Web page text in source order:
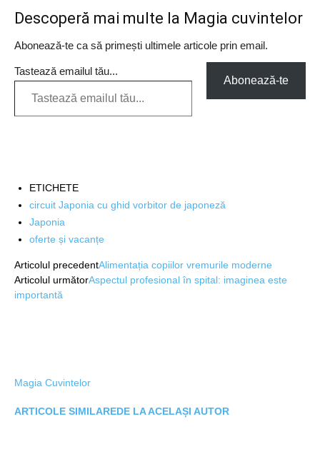
Descoperă mai multe la Magia cuvintelor
Abonează-te ca să primești ultimele articole prin email.
Tastează emailul tău...
Abonează-te
ETICHETE
circuit Japonia cu ghid vorbitor de japoneză
Japonia
oferte și vacanțe
Articolul precedentAlimentația copiilor vremurile moderne
Articolul următorAspectul profesional în spital: imaginea este
importantă
Magia Cuvintelor
ARTICOLE SIMILAREDE LA ACELAȘI AUTOR